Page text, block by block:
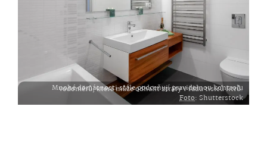
Mnohé domácnosti stále podceňují pravidelnou kontrolu vodoměrů, která může odhalit ztráty v řádu tisíců litrů.
Foto: Shutterstock